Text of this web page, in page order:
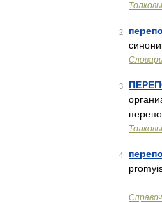
2
3
4